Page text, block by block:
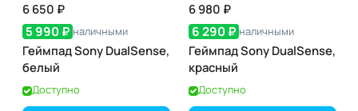
6 650 ₽
5 990 ₽ наличными
Геймпад Sony DualSense,
белый
Доступно
6 980 ₽
6 290 ₽ наличными
Геймпад Sony DualSense,
красный
Доступно